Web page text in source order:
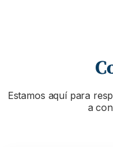
Estamos aquí para
a